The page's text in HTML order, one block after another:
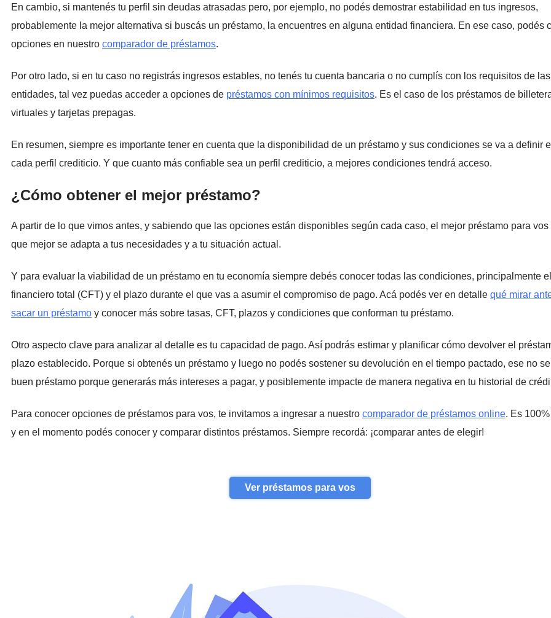
En cambio, si mantenés tu perfil sin deudas atrasadas pero, por ejemplo, no podés demostrar estabilidad en tus ingresos,
probablemente la mejor alternativa si buscás un préstamo, la encuentres en alguna entidad financiera. En ese caso, podés
opciones en nuestro comparador de préstamos.
Por otro lado, si en tu caso no registrás ingresos estables, no tenés tu cuenta bancaria o no cumplís con los requisitos de las
entidades, tal vez puedas acceder a opciones de préstamos con mínimos requisitos. Es el caso de los préstamos de
virtuales y tarjetas prepagas.
En resumen, siempre es importante tener en cuenta que la disponibilidad de un préstamo y sus condiciones se va a definir
cada perfil crediticio. Y que cuanto más confiable sea un perfil crediticio, a mejores condiciones tendrá acceso.
¿Cómo obtener el mejor préstamo?
A partir de lo que vimos antes, y sabiendo que las opciones están disponibles según cada caso, el mejor préstamo para vos
que mejor se adapta a tus necesidades y a tu situación actual.
Y para evaluar la viabilidad de un préstamo en tu economía siempre debés conocer todas las condiciones, principalmente
financiero total (CFT) y el plazo durante el que vas a asumir el compromiso de pago. Acá podés ver en detalle qué mirar
sacar un préstamo y conocer más sobre tasas, CFT, plazos y condiciones que conforman tu préstamo.
Otro aspecto clave para analizar al detalle es tu capacidad de pago. Así podrás estimar y planificar cómo devolver el
plazo establecido. Porque si obtenés un préstamo y luego no podés sostener su devolución en el tiempo pactado, ese no
buen préstamo porque generarás más intereses a pagar, y posiblemente impacte de manera negativa en tu historial de
Para conocer opciones de préstamos para vos, te invitamos a ingresar a nuestro comparador de préstamos online. Es
y en el momento podés conocer y comparar distintos préstamos. Siempre recordá: ¡comparar antes de elegir!
Ver préstamos para vos